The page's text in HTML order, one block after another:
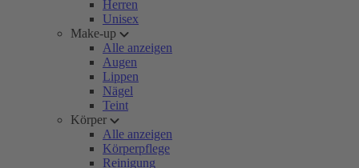
Herren
Unisex
Make-up
Alle anzeigen
Augen
Lippen
Nägel
Teint
Körper
Alle anzeigen
Körperpflege
Reinigung